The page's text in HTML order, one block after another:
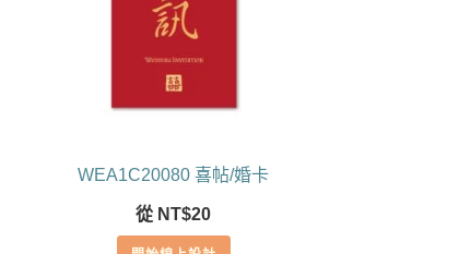
WEA1C20080 喜帖/婚卡
從 NT$20